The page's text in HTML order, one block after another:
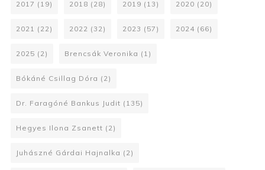
2017 (19) 2018 (28) 2019 (13) 2020 (20)
2021 (22) 2022 (32) 2023 (57) 2024 (66)
2025 (2) Brencsák Veronika (1)
Bókáné Csillag Dóra (2)
Dr. Faragóné Bankus Judit (135)
Hegyes Ilona Zsanett (2)
Juhászné Gárdai Hajnalka (2)